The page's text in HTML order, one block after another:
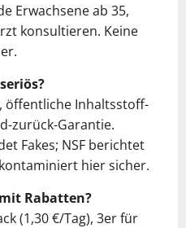
Erwachsene ab 35,
konsultieren. Keine
öffentliche Inhaltsstoff-
zurück-Garantie.
Fakes; NSF berichtet
hier sicher.
Rabatten?
(1,30 €/Tag), 3er für